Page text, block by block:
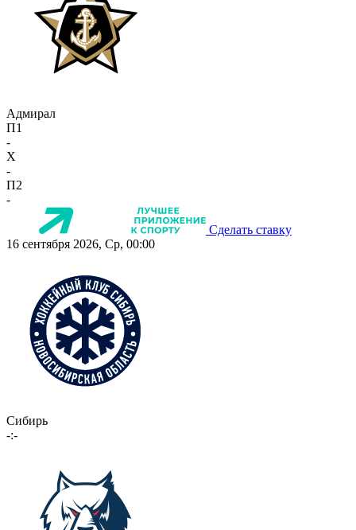
Адмирал
П1
-
X
-
П2
-
Сделать ставку
16 сентября 2026, Ср, 00:00
Сибирь
-:-